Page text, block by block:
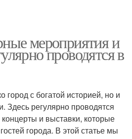
мероприятия и
проводятся в
с богатой историей, но и
Здесь регулярно проводятся
и выставки, которые
города. В этой статье мы